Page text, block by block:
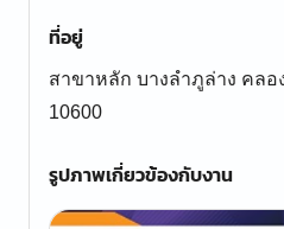
ที่อยู่
สาขาหลัก บางลำภูล่าง คล
10600
รูปภาพเกี่ยวข้องกับงาน